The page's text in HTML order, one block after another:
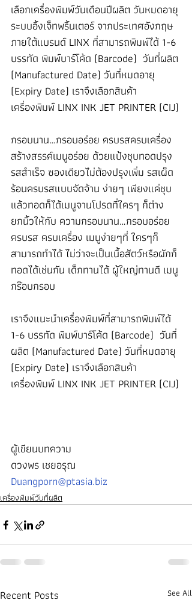
เลือกเครื่องพิมพ์วันเดือนปีผลิต วันหมดอายุ
ระบบอิ้งเจ็ทพริ้นเตอร์ จากประเทศอังกฤษ
ภายใต้แบรนด์ LINX ที่สามารถพิมพ์ได้ 1-6
บรรทัด พิมพ์บาร์โค้ด (Barcode)  วันที่ผลิต
(Manufactured Date) วันที่หมดอายุ
(Expiry Date) เราจึงเลือกสินค้า
เครื่องพิมพ์ LINX INK JET PRINTER (CIJ)
กรอบนาน…กรอบอร่อย ครบรสครบเครื่อง
สร้างสรรค์เมนูอร่อย ด้วยแป้งชุบทอดปรุง
รสสำเร็จ ซองเดียวไม่ต้องปรุงเพิ่ม รสเผ็ด
ร้อนครบรสแบบจัดจ้าน ง่ายๆ เพียงแค่ชุบ
แล้วทอดก็ได้เมนูจานโปรดที่ใครๆ ก็ต่าง
ยกนิ้วให้กับ ความกรอบนาน…กรอบอร่อย
ครบรส ครบเครื่อง เมนูง่ายๆที่ ใครๆก็
สามารถทำได้ ไม่ว่าจะเป็นเนื้อสัตว์หรือผักก็
ทอดได้เช่นกัน เด็กทานได้ ผู้ใหญ่ทานดี เมนู
กร๊อบกรอบ
เราจึงแนะนำเครื่องพิมพ์ที่สามารถพิมพ์ได้
1-6 บรรทัด พิมพ์บาร์โค้ด (Barcode)  วันที่
ผลิต (Manufactured Date) วันที่หมดอายุ
(Expiry Date) เราจึงเลือกสินค้า
เครื่องพิมพ์ LINX INK JET PRINTER (CIJ)
ผู้เขียนบทความ
ดวงพร เชยอรุณ
Duangporn@ptasia.biz
เครื่องพิมพ์วันที่ผลิต
Recent Posts See All